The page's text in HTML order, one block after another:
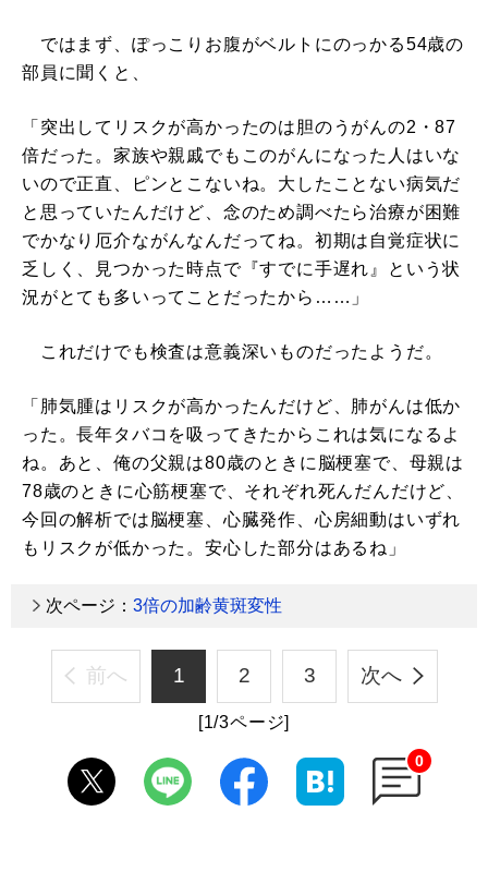
ではまず、ぽっこりお腹がベルトにのっかる54歳の
部員に聞くと、
「突出してリスクが高かったのは胆のうがんの2・87
倍だった。家族や親戚でもこのがんになった人はいな
いので正直、ピンとこないね。大したことない病気だ
と思っていたんだけど、念のため調べたら治療が困難
でかなり厄介ながんなんだってね。初期は自覚症状に
乏しく、見つかった時点で『すでに手遅れ』という状
況がとても多いってことだったから……」
これだけでも検査は意義深いものだったようだ。
「肺気腫はリスクが高かったんだけど、肺がんは低か
った。長年タバコを吸ってきたからこれは気になるよ
ね。あと、俺の父親は80歳のときに脳梗塞で、母親は
78歳のときに心筋梗塞で、それぞれ死んだんだけど、
今回の解析では脳梗塞、心臓発作、心房細動はいずれ
もリスクが低かった。安心した部分はあるね」
次ページ： 3倍の加齢黄斑変性
前へ 1 2 3 次へ
[1/3ページ]
0